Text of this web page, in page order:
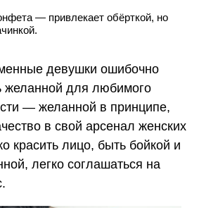
— привлекает обёрткой, но
девушки ошибочно
желанной для любимого
— желанной в принципе,
в свой арсенал женских
красить лицо, быть бойкой и
легко соглашаться на